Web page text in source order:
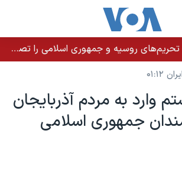
سنای آمریکا افزایش تحریم‌های روسیه و جمهوری اسلامی را تصویب کرد؛ زلنسکی از این اقدام تشکر کرد
وارد به مردم آذربايجان
جمهوری اسلامی